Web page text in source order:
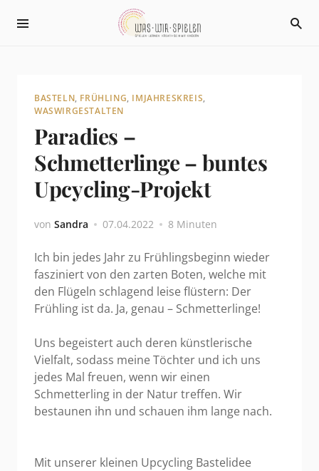
BASTELN, FRÜHLING, IMJAHRESKREIS,
WASWIRGESTALTEN
Paradies –
Schmetterlinge – buntes
Upcycling-Projekt
von Sandra 07.04.2022 8 Minuten
Ich bin jedes Jahr zu Frühlingsbeginn wieder
fasziniert von den zarten Boten, welche mit
den Flügeln schlagend leise flüstern: Der
Frühling ist da. Ja, genau – Schmetterlinge!
Uns begeistert auch deren künstlerische
Vielfalt, sodass meine Töchter und ich uns
jedes Mal freuen, wenn wir einen
Schmetterling in der Natur treffen. Wir
bestaunen ihn und schauen ihm lange nach.
Mit unserer kleinen Upcycling Bastelidee